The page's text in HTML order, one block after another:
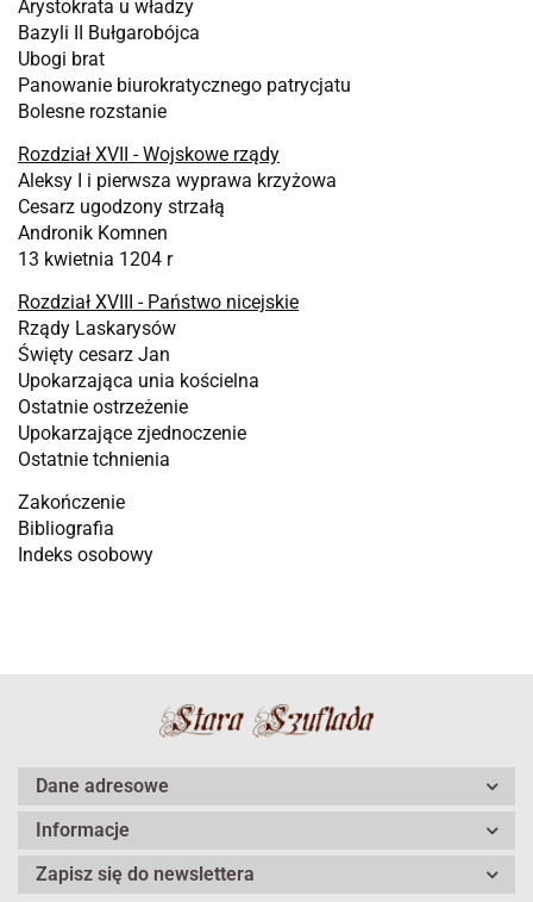
Arystokrata u władzy
Bazyli II Bułgarobójca
Ubogi brat
Panowanie biurokratycznego patrycjatu
Bolesne rozstanie
Rozdział XVII - Wojskowe rządy
Aleksy I i pierwsza wyprawa krzyżowa
Cesarz ugodzony strzałą
Andronik Komnen
13 kwietnia 1204 r
Rozdział XVIII - Państwo nicejskie
Rządy Laskarysów
Święty cesarz Jan
Upokarzająca unia kościelna
Ostatnie ostrzeżenie
Upokarzające zjednoczenie
Ostatnie tchnienia
Zakończenie
Bibliografia
Indeks osobowy
Dane adresowe
Informacje
Zapisz się do newslettera